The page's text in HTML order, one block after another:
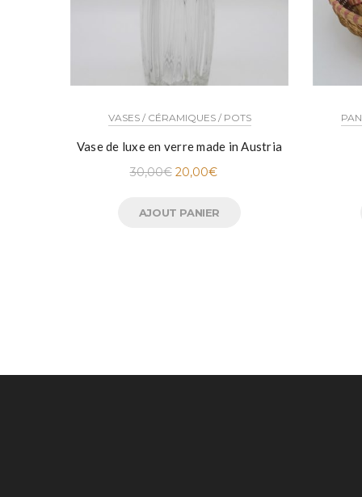
VASES / CÉRAMIQUES / POTS
Vase de luxe en verre made in Austria
30,00€ 20,00€
AJOUT PANIER